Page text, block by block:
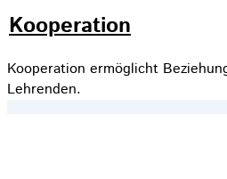
Kooperation
Kooperation ermöglicht
Lehrenden.